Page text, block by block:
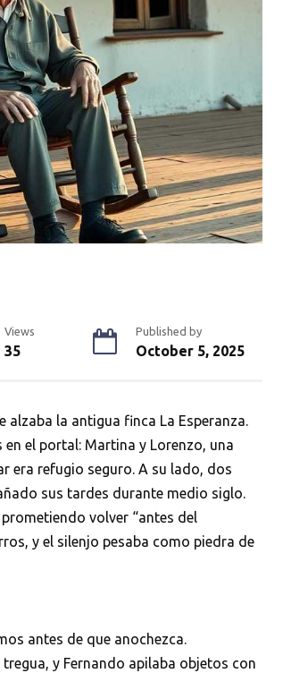
Views
35
Published by
October 5, 2025
alzaba la antigua finca La Esperanza.
el portal: Martina y Lorenzo, una
era refugio seguro. A su lado, dos
sus tardes durante medio siglo.
volver “antes del
y el silenjo pesaba como piedra de
antes de que anochezca.
y Fernando apilaba objetos con